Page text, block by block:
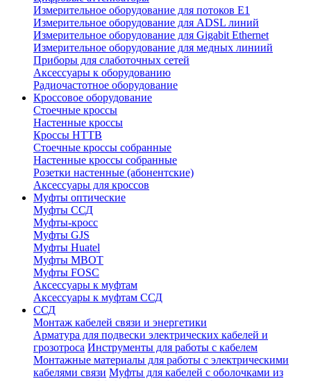
Измерительное оборудование для потоков Е1
Измерительное оборудование для ADSL линий
Измерительное оборудование для Gigabit Ethernet
Измерительное оборудование для медных линиий
Приборы для слаботочных сетей
Аксессуары к оборудованию
Радиочастотное оборудование
Кроссовое оборудование
Стоечные кроссы
Настенные кроссы
Кроссы HTTB
Стоечные кроссы собранные
Настенные кроссы собранные
Розетки настенные (абонентские)
Аксессуары для кроссов
Муфты оптические
Муфты ССД
Муфты-кросс
Муфты GJS
Муфты Huatel
Муфты МВОТ
Муфты FOSC
Аксессуары к муфтам
Аксессуары к муфтам ССД
ССД
Монтаж кабелей связи и энергетики
Арматура для подвески электрических кабелей и
грозотроса Инструменты для работы с кабелем
Монтажные материалы для работы с электрическими
кабелями связи Муфты для кабелей с оболочками из